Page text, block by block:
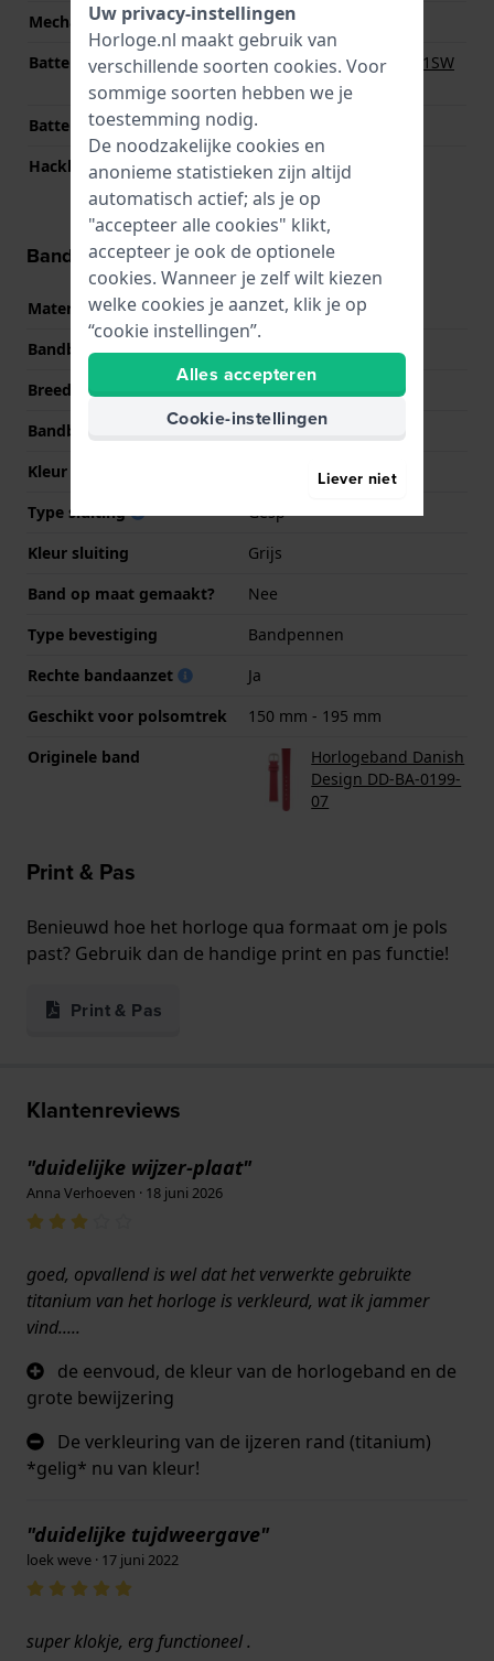
Mechanisme
Quartz
Batterij
Renata R364 364 / SR621SW
Batterij
Batterijduur
36 Maanden
Hackbaar
Ja
Band informatie
Materiaal Band
Leer
Bandbreedte
16 mm
Breedte bandaanzet
16 mm
Bandbreedte bij sluiting
14 mm
Kleur Band
Type sluiting
Gesp
Kleur sluiting
Grijs
Band op maat gemaakt?
Nee
Type bevestiging
Bandpennen
Rechte bandaanzet
Ja
Geschikt voor polsomtrek
150 mm - 195 mm
Originele band
Horlogeband Danish
Design DD-BA-0199-
07
Print & Pas
Benieuwd hoe het horloge qua formaat om je pols
past? Gebruik dan de handige print en pas functie!
Print & Pas
Klantenreviews
"duidelijke wijzer-plaat"
Anna Verhoeven · 18 juni 2026
goed, opvallend is wel dat het verwerkte gebruikte
titanium van het horloge is verkleurd, wat ik jammer
vind.....
de eenvoud, de kleur van de horlogeband en de
grote bewijzering
De verkleuring van de ijzeren rand (titanium)
*gelig* nu van kleur!
"duidelijke tujdweergave"
loek weve · 17 juni 2022
super klokje, erg functioneel .
Uw privacy-instellingen
Horloge.nl maakt gebruik van
verschillende soorten cookies. Voor
sommige soorten hebben we je
toestemming nodig.
De noodzakelijke cookies en
anonieme statistieken zijn altijd
automatisch actief; als je op
"accepteer alle cookies" klikt,
accepteer je ook de optionele
cookies. Wanneer je zelf wilt kiezen
welke cookies je aanzet, klik je op
“cookie instellingen”.
Alles accepteren
Cookie-instellingen
Liever niet